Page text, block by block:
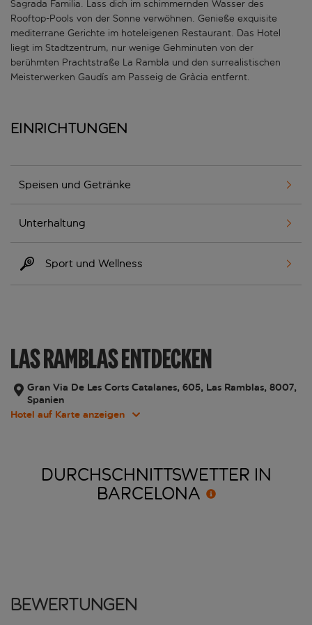
Sagrada Familia. Lass dich im schimmernden Wasser des
Rooftop-Pools von der Sonne verwöhnen. Genieße exquisite
mediterrane Gerichte im hoteleigenen Restaurant. Das Hotel
liegt im Stadtzentrum, nur wenige Gehminuten von der
berühmten Prachtstraße La Rambla und den surrealistischen
Meisterwerken Gaudís am Passeig de Gràcia entfernt.
Einrichtungen
Speisen und Getränke
Unterhaltung
Sport und Wellness
LAS RAMBLAS ENTDECKEN
Gran Via De Les Corts Catalanes, 605, Las Ramblas, 8007,
Spanien
Hotel auf Karte anzeigen
DURCHSCHNITTSWETTER IN
BARCELONA
Bewertungen